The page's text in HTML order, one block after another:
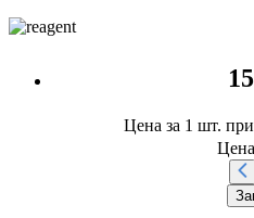
Цена за 1 шт.